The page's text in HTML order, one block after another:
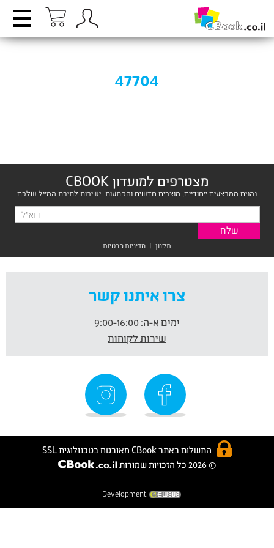
47704
מצטרפים למועדון CBOOK
נהנים ממבצעים ייחודיים, מוצרים חדשים והפתעות- ישירות לתיבת המייל שלכם
תקנון | מדיניות פרטיות
צרו איתנו קשר
ימים א-ה:
שירות לקוחות
התשלום באתר CBook מאובטח בטכנולוגית SSL
© 2026 כל הזכויות שמורות
Development: